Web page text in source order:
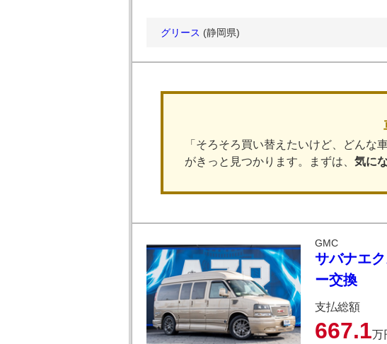
グリース (静岡県)
「そろそろ買い替えたいけど、どん
がきっと見つかります。まずは、 気に
GMC
サバナエ
ー交換
支払総額
667.1万